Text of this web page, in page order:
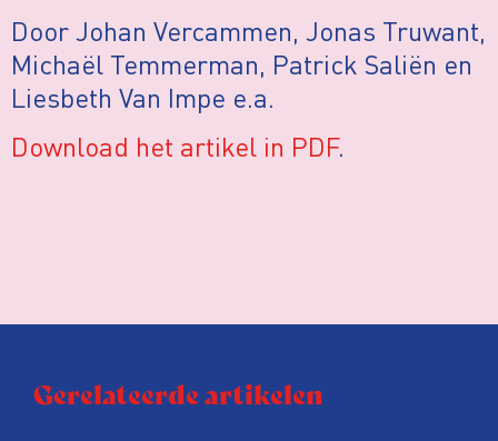
Door Johan Vercammen, Jonas Truwant,
Michaël Temmerman, Patrick Saliën en
Liesbeth Van Impe e.a.
Download het artikel in PDF.
Gerelateerde artikelen